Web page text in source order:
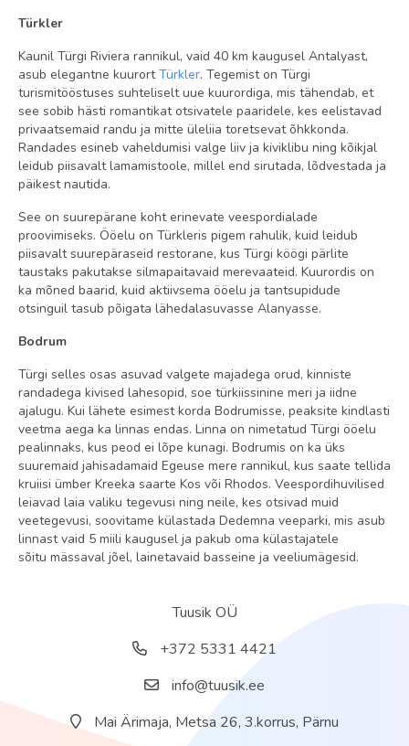
Türkler
Kaunil Türgi Riviera rannikul, vaid 40 km kaugusel Antalyast,
asub elegantne kuurortTürkler. Tegemist on Türgi
turismitööstuses suhteliselt uue kuurordiga, mis tähendab, et
see sobib hästi romantikat otsivatele paaridele, kes eelistavad
privaatsemaid randu ja mitte üleliia toretsevat õhkkonda.
Randades esineb vaheldumisi valge liiv ja kiviklibu ning kõikjal
leidub piisavalt lamamistoole, millel end sirutada, lõdvestada ja
päikest nautida.
See on suurepärane koht erinevate veespordialade
proovimiseks. Ööelu on Türkleris pigem rahulik, kuid leidub
piisavalt suurepäraseid restorane, kus Türgi köögi pärlite
taustaks pakutakse silmapaitavaid merevaateid. Kuurordis on
ka mõned baarid, kuid aktiivsema ööelu ja tantsupidude
otsinguil tasub põigata lähedalasuvasse Alanyasse.
Bodrum
Türgi selles osas asuvad valgete majadega orud, kinniste
randadega kivised lahesopid, soe türkiissinine meri ja iidne
ajalugu. Kui lähete esimest korda Bodrumisse, peaksite kindlasti
veetma aega ka linnas endas. Linna on nimetatud Türgi ööelu
pealinnaks, kus peod ei lõpe kunagi. Bodrumis on ka üks
suuremaid jahisadamaid Egeuse mere rannikul, kus saate tellida
kruiisi ümber Kreeka saarte Kos või Rhodos. Veespordihuvilised
leiavad laia valiku tegevusi ning neile, kes otsivad muid
veetegevusi, soovitame külastada Dedemna veeparki, mis asub
linnast vaid 5 miili kaugusel ja pakub oma külastajatele
sõitu mässaval jõel, lainetavaid basseine ja veeliumägesid.
Tuusik OÜ
+372 5331 4421
info@tuusik.ee
Mai Ärimaja, Metsa 26, 3.korrus, Pärnu